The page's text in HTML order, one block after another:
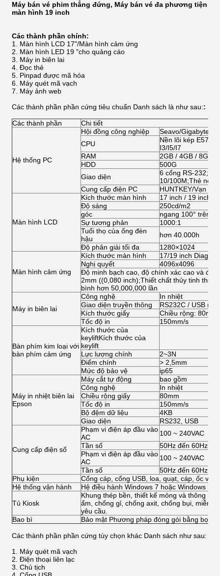
Máy bán vé phim thẳng đứng, Máy bán vé đa phương tiện
màn hình 19 inch
Các thành phần chính:
Màn hình LCD 17"/Màn hình cảm ứng
Màn hình LED 19 "cho quảng cáo
Máy in biên lai
Đọc thẻ
Pinpad được mã hóa
Máy quét mã vạch
Máy ảnh web
Các thành phần phần cứng tiêu chuẩn Danh sách là như sau::
Các thành phần Chi tiết
Hệ thống PC
Hội đồng công nghiệp
Seavo/Gigabyte/
CPU
Nền lõi kép
I3/I5/I7
RAM
2GB / 4GB / 8GB
HDD
500G
Giao diện
6 cổng RS-232;1
10/100M;Thẻ net
Cung cấp điện PC
HUNTKEY/Vạn
Màn hình LCD
Kích thước màn hình
17 inch / 19 inch
Độ sáng
250cd/m2
góc
ngang 100° trên;
Sự tương phản
1000:1
Tuổi thọ của ống đèn
hậu
hơn 40.000h
Độ phân giải tối đa
1280×1024
Màn hình cảm ứng
Kích thước màn hình
17/19 inch
Nghị quyết
4096x4096
Độ minh bạch cao, độ chính xác cao và độ
2mm ((0,080 inch);Thiết chất thủy tinh
bình hơn 50,000,000 lần
Máy in biên lai
Công nghệ
In nhiệt
Giao diện truyền thông
RS232C / USB
Kích thước giấy
Chiều rộng:
Tốc độ in
150mm/s
Bàn phím kim loại với
bàn phím cảm ứng
Kích thước của
keyliftKích thước của
keylift
Lực lượng chính
2~3N
Điểm chính
> 2,5mm
Mức độ bảo vệ
ip65
Máy in nhiệt biên lai
Epson
Máy cắt tự động
bao gồm
Công nghệ
In nhiệt
Chiều rộng giấy
80mm
Tốc độ in
150mm/s
Bộ đệm dữ liệu
4KB
Giao diện
RS232, USB
Cung cấp điện số
Phạm vi điện áp đầu vào
AC
100 ~ 240VAC
Tần số
50Hz đến 60Hz
Phạm vi điện áp đầu vào
AC
100 ~ 240VAC
Tần số
50Hz đến 60Hz
Phụ kiện
Cổng cáp, cổng USB, loa, quạt, cáp, ốc vít,
Hệ thống vận hành
Hệ điều hành Windows 7 hoặc Windows XP
Tủ Kiosk
Khung thép bền, thiết kế mỏng và thông
ẩm, chống gỉ, chống axit, chống bụi, miễn
yêu cầu.
Bao bì
Bảo mật Phương pháp đóng gói bằng bọt
Các thành phần phần cứng tùy chọn khác Danh sách như sau:
Máy quét mã vạch
Điện thoại liên lạc
Chủ tịch